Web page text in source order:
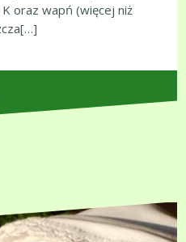
K oraz wapń (więcej niż